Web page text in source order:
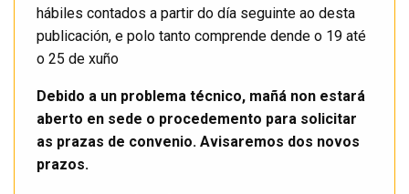
hábiles contados a partir do día seguinte ao desta
publicación, e polo tanto comprende dende o 19 até
o 25 de xuño
Debido a un problema técnico, mañá non estará
aberto en sede o procedemento para solicitar
as prazas de convenio. Avisaremos dos novos
prazos.